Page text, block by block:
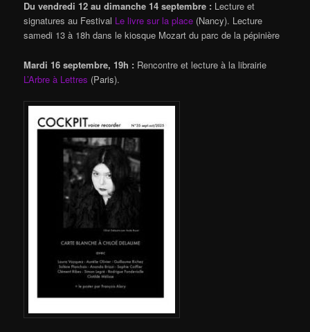
Du vendredi 12 au dimanche 14 septembre : Lecture et
signatures au Festival Le livre sur la place (Nancy). Lecture
samedi 13 à 18h dans le kiosque Mozart du parc de la pépinière
Mardi 16 septembre, 19h : Rencontre et lecture à la librairie
L’Arbre à Lettres (Paris).